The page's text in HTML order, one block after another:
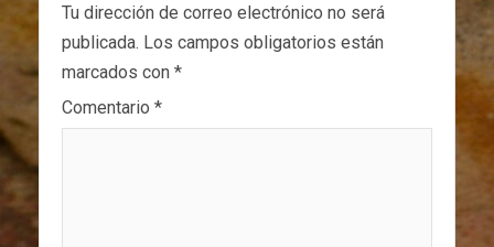
Tu dirección de correo electrónico no será
publicada. Los campos obligatorios están
marcados con *
Comentario *